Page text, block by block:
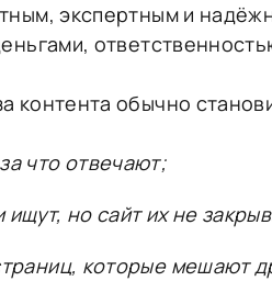
экспертным и
контента обычно
что отвечают;
но сайт их не
которые мешают